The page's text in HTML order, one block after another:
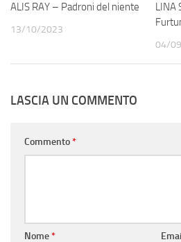
ALIS RAY – Padroni del niente
13/10/2023
LINA
04/
LASCIA UN COMMENTO
Commento*
Nome*